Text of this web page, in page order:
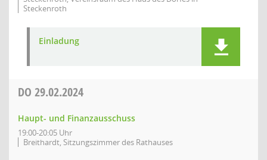
Steckenroth
Einladung
DO 29.02.2024
Haupt- und Finanzausschuss
19:00-20:05 Uhr
Breithardt, Sitzungszimmer des Rathauses